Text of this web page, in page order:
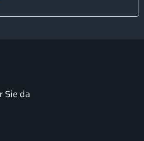
Sie da